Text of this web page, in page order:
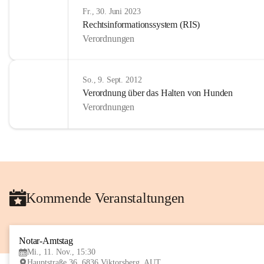
Fr., 30. Juni 2023
Rechtsinformationssystem (RIS)
Verordnungen
So., 9. Sept. 2012
Verordnung über das Halten von Hunden
Verordnungen
Kommende Veranstaltungen
Notar-Amtstag
Mi., 11. Nov., 15:30